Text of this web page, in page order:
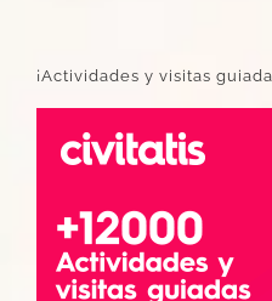
¡Actividades y visitas